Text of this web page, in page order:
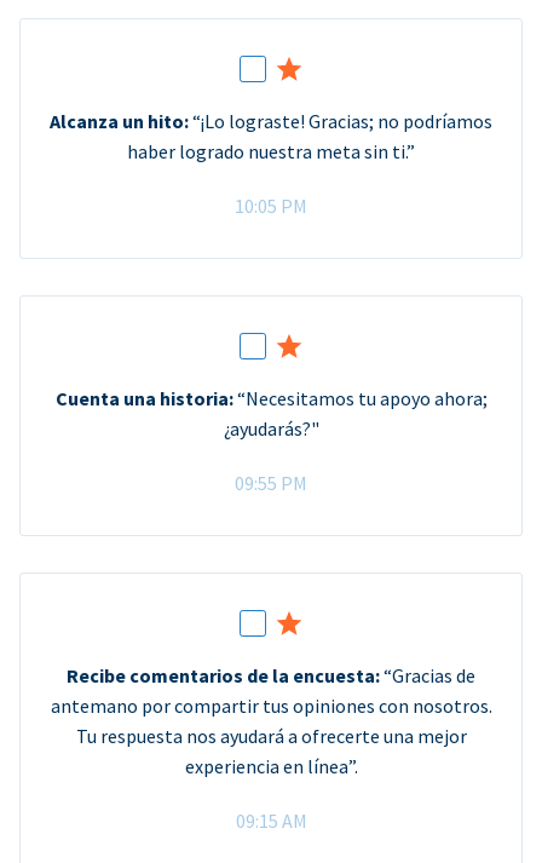
Alcanza un hito:“¡Lo lograste! Gracias; no podríamos
haber logrado nuestra meta sin ti.”
10:05 PM
Cuenta una historia:“Necesitamos tu apoyo ahora;
¿ayudarás?"
09:55 PM
Recibe comentarios de la encuesta:“Gracias de
antemano por compartir tus opiniones con nosotros.
Tu respuesta nos ayudará a ofrecerte una mejor
experiencia en línea”.
09:15 AM